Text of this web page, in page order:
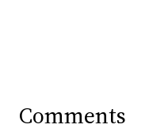
Comments